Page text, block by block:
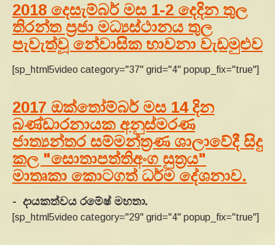
2018 දෙසැම්බර් මස 1-2 දෙදින තුල
තිරන්ත ප්‍රජා මධ්‍යස්ථානය තුල
පැවැත්වූ නේවාසික භාවනා වැඩමුළුව
[sp_html5video category="37" grid="4" popup_fix="true"]
2017 ඔක්තෝම්බර් මස 14 දින
බණ්‌ඩාරනායක අනුස්‌මරණ
ජාත්‍යන්තර සම්මන්ත්‍රණ ශාලාවේදී සිදු
කල "සොතාපත්තිඅංග සුත්‍රය"
මාතෘකා කොටගත් ධර්ම දේශනාව.
- දායකත්වය රමේෂ් මහතා.
[sp_html5video category="29" grid="4" popup_fix="true"]